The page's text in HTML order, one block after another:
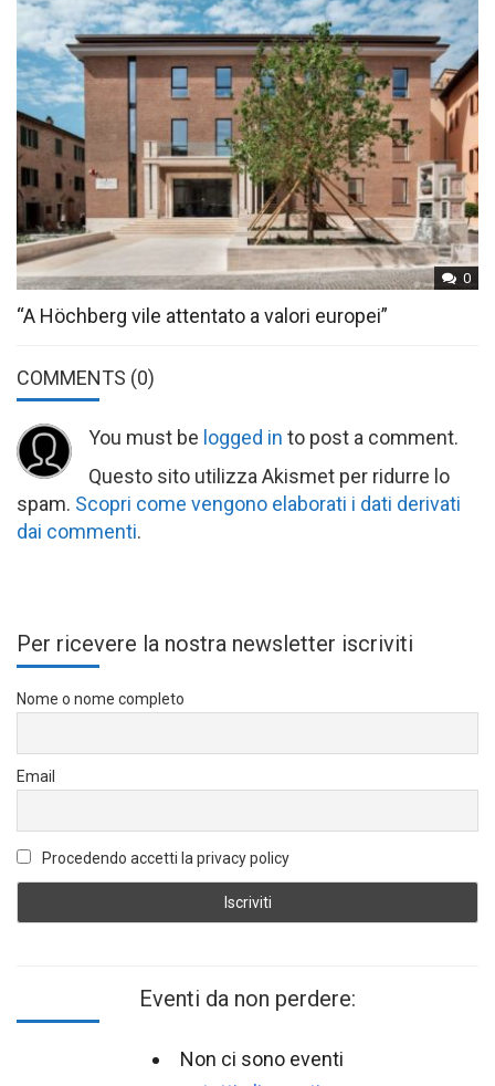
0
“A Höchberg vile attentato a valori europei”
COMMENTS (0)
You must be logged in to post a comment.
Questo sito utilizza Akismet per ridurre lo
spam. Scopri come vengono elaborati i dati derivati
dai commenti.
Per ricevere la nostra newsletter iscriviti
Nome o nome completo
Email
Procedendo accetti la privacy policy
Eventi da non perdere:
Non ci sono eventi